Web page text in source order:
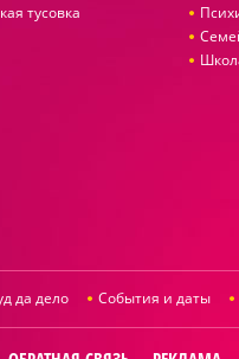
тусовка
да дело События и даты